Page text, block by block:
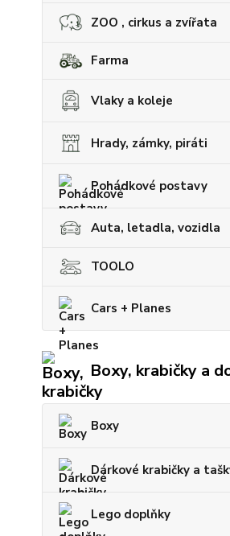
ZOO , cirkus a zvířata
Farma
Vlaky a koleje
Hrady, zámky, piráti
Pohádkové postavy
Auta, letadla, vozidla
TOOLO
Cars + Planes
Boxy, krabičky a
Boxy
Dárkové krabičky a
Lego doplňky